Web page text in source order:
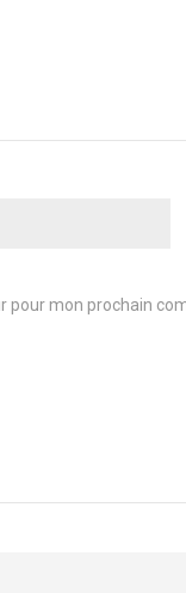
pour mon prochain